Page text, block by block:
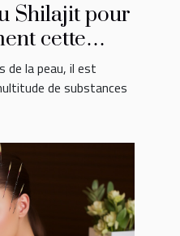
Shilajit pour
cette
peut
routine
de la peau, il est
de substances